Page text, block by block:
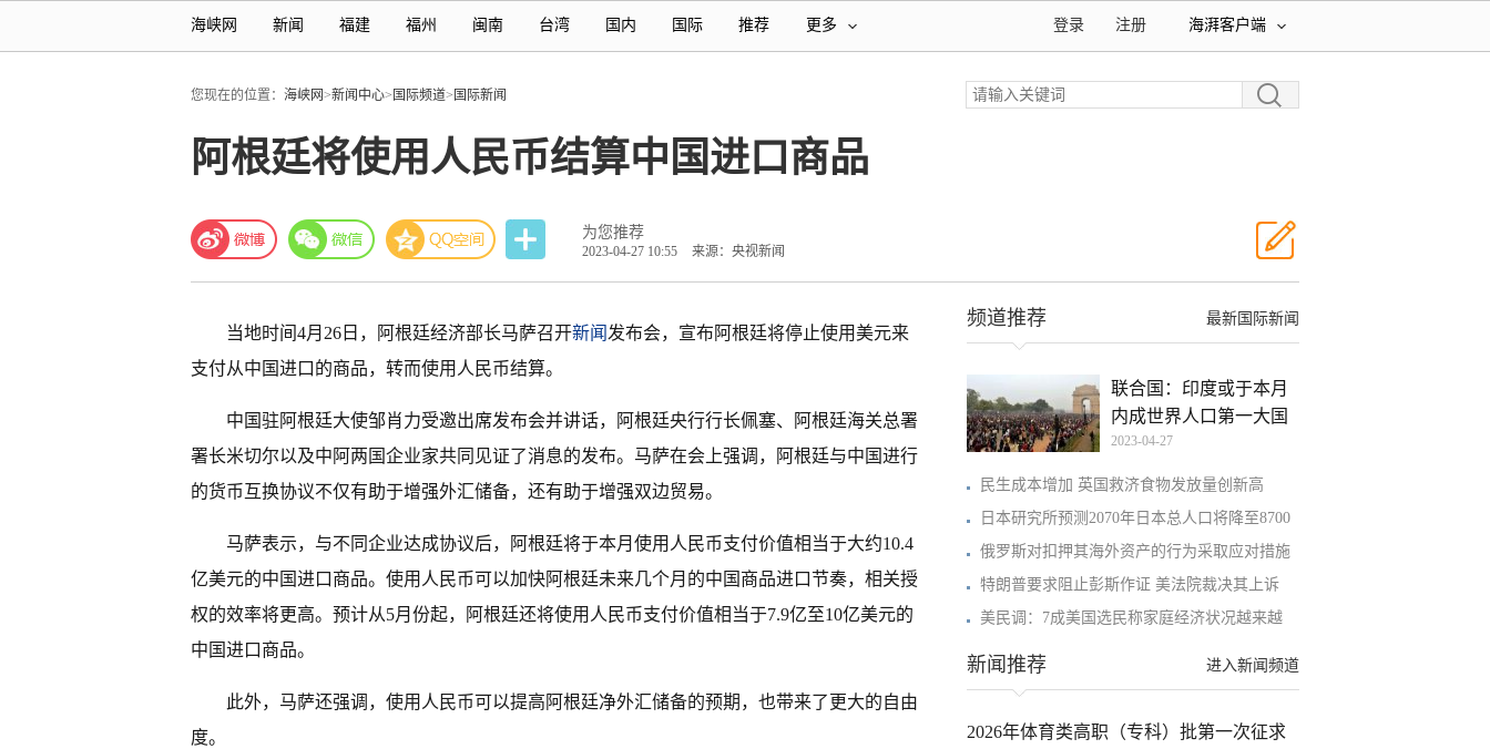
海峡网 新闻 福建 福州 闽南 台湾 国内 国际 推荐 更多 海湃客户端
注册
登录
您现在的位置： 海峡网>新闻中心> 国际频道> 国际新闻
阿根廷将使用人民币结算中国进口商品
为您推荐
2023-04-27 10:55 来源：央视新闻
当地时间4月26日，阿根廷经济部长马萨召开新闻 发布会，宣布阿根廷将停止使用美元来
支付从中国进口的商品，转而使用人民币结算。
中国驻阿根廷大使邹肖力受邀出席发布会并讲话，阿根廷央行行长佩塞、阿根廷海关总署
署长米切尔以及中阿两国企业家共同见证了消息的发布。马萨在会上强调，阿根廷与中国进行
的货币互换协议不仅有助于增强外汇储备，还有助于增强双边贸易。
马萨表示，与不同企业达成协议后，阿根廷将于本月使用人民币支付价值相当于大约10.4
亿美元的中国进口商品。使用人民币可以加快阿根廷未来几个月的中国商品进口节奏，相关授
权的效率将更高。预计从5月份起，阿根廷还将使用人民币支付价值相当于7.9亿至10亿美元的
中国进口商品。
此外，马萨还强调，使用人民币可以提高阿根廷净外汇储备的预期，也带来了更大的自由
度。
最新国际新闻
频道推荐
联合国：印度或于本月
内成世界人口第一大国
2023-04-27
民生成本增加 英国救济食物发放量创新高
日本研究所预测2070年日本总人口将降至8700
俄罗斯对扣押其海外资产的行为采取应对措施
特朗普要求阻止彭斯作证 美法院裁决其上诉
美民调：7成美国选民称家庭经济状况越来越
进入新闻频道
新闻推荐
2026年体育类高职（专科）批第一次征求